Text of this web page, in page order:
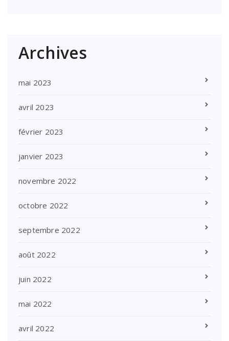
Archives
mai 2023
avril 2023
février 2023
janvier 2023
novembre 2022
octobre 2022
septembre 2022
août 2022
juin 2022
mai 2022
avril 2022